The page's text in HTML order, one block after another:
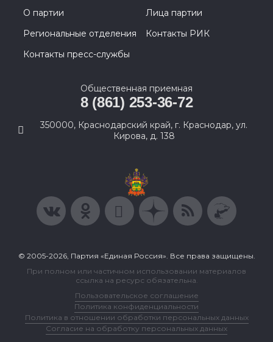
О партии
Лица партии
Региональные отделения
Контакты РИК
Контакты пресс-службы
Общественная приемная
8 (861) 253-36-72
350000, Краснодарский край, г. Краснодар, ул.
Кирова, д. 138
© 2005-2026, Партия «Единая Россия». Все права защищены.
При полном или частичном использовании материалов
ссылка на ресурс обязательна.
Пользовательское соглашение
Политика конфиденциальности
Политика в отношении обработки персональных данных
Согласие на обработку персональных данных